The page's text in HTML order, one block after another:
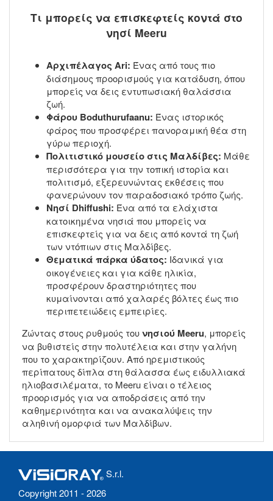
Τι μπορείς να επισκεφτείς κοντά στο
νησί Meeru
Αρχιπέλαγος Ari: Ένας από τους πιο
διάσημους προορισμούς για κατάδυση, όπου
μπορείς να δεις εντυπωσιακή θαλάσσια
ζωή.
Φάρου Boduthurufaanu: Ένας ιστορικός
φάρος που προσφέρει πανοραμική θέα στη
γύρω περιοχή.
Πολιτιστικό μουσείο στις Μαλδίβες: Μάθε
περισσότερα για την τοπική ιστορία και
πολιτισμό, εξερευνώντας εκθέσεις που
φανερώνουν τον παραδοσιακό τρόπο ζωής.
Νησί Dhiffushi: Ένα από τα ελάχιστα
κατοικημένα νησιά που μπορείς να
επισκεφτείς για να δεις από κοντά τη ζωή
των ντόπιων στις Μαλδίβες.
Θεματικά πάρκα ύδατος: Ιδανικά για
οικογένειες και για κάθε ηλικία,
προσφέρουν δραστηριότητες που
κυμαίνονται από χαλαρές βόλτες έως πιο
περιπετειώδεις εμπειρίες.
Ζώντας στους ρυθμούς τουνησιού Meeru, μπορείς
να βυθιστείς στην πολυτέλεια και στην γαλήνη
που το χαρακτηρίζουν. Από ηρεμιστικούς
περίπατους δίπλα στη θάλασσα έως ειδυλλιακά
ηλιοβασιλέματα, το Meeru είναι ο τέλειος
προορισμός για να αποδράσεις από την
καθημερινότητα και να ανακαλύψεις την
αληθινή ομορφιά των Μαλδίβων.
S.r.l.
Copyright 2011 - 2026